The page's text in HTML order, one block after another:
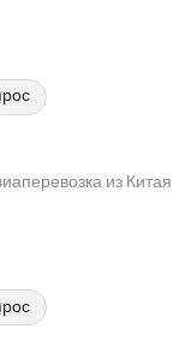
из Китая
Logistics Co.,